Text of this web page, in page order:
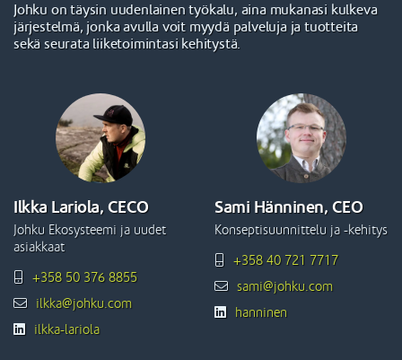
Johku on täysin uudenlainen työkalu, aina mukanasi kulkeva
järjestelmä, jonka avulla voit myydä palveluja ja tuotteita
sekä seurata liiketoimintasi kehitystä.
Ilkka Lariola, CECO
Johku Ekosysteemi ja uudet
asiakkaat
+358 50 376 8855
ilkka@johku.com
ilkka-lariola
Sami Hänninen, CEO
Konseptisuunnittelu ja -kehitys
+358 40 721 7717
sami@johku.com
hanninen